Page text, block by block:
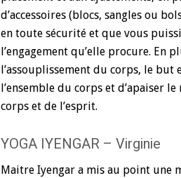
d’accessoires (blocs, sangles ou
en toute sécurité et que vous
l’engagement qu’elle procure. En
l’assouplissement du corps, le but
l’ensemble du corps et d’apaiser le
corps et de l’esprit.
YOGA IYENGAR – Virginie
Maitre Iyengar a mis au point une